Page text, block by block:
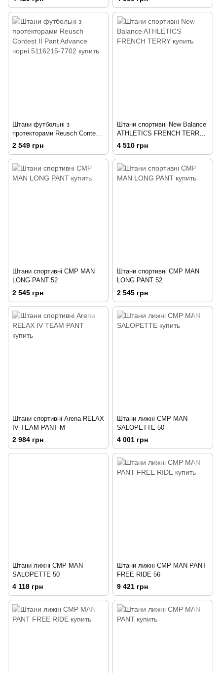
Штани футбольні з
протекторами Reusch Contest
II Pant Advance чорні 5116215-
2 549 грн
Штани спортивні New Balance
ATHLETICS FRENCH TERRY
M
4 510 грн
Штани спортивні CMP MAN
LONG PANT 52
2 545 грн
Штани спортивні CMP MAN
LONG PANT 52
2 545 грн
Штани спортивні Arena RELAX
IV TEAM PANT M
2 984 грн
Штани лижні CMP MAN
SALOPETTE 50
4 001 грн
Штани лижні CMP MAN
SALOPETTE 50
4 118 грн
Штани лижні CMP MAN PANT
FREE RIDE 56
9 421 грн